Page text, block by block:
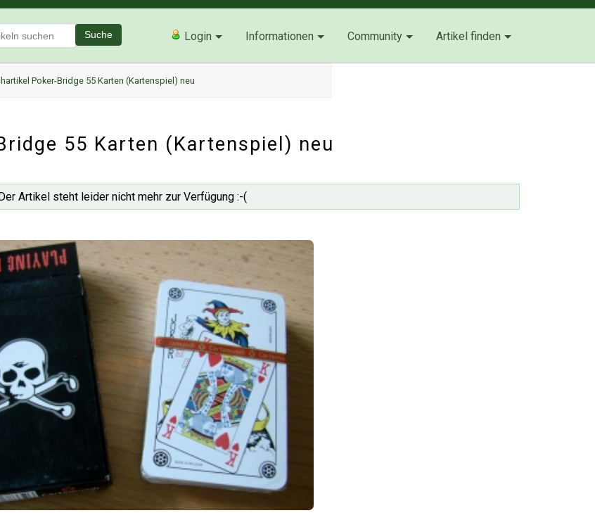
Suche Login Informationen Community Artikel finden
Poker-Bridge 55 Karten (Kartenspiel) neu
55 Karten (Kartenspiel) neu
Artikel steht leider nicht mehr zur Verfügung :-(